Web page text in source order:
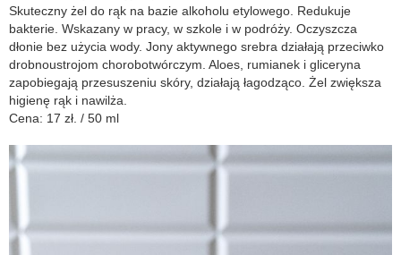
Skuteczny żel do rąk na bazie alkoholu etylowego. Redukuje
bakterie. Wskazany w pracy, w szkole i w podróży. Oczyszcza
dłonie bez użycia wody. Jony aktywnego srebra działają przeciwko
drobnoustrojom chorobotwórczym. Aloes, rumianek i gliceryna
zapobiegają przesuszeniu skóry, działają łagodząco. Żel zwiększa
higienę rąk i nawilża.
Cena: 17 zł. / 50 ml